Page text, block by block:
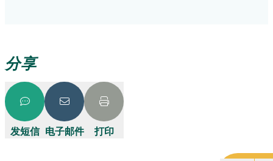
分享
发短信 电子邮件 打印